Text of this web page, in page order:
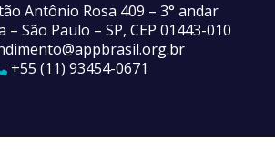
Antônio Rosa 409 – 3° andar
– São Paulo – SP, CEP 01443-010
+55 (11) 93454-0671